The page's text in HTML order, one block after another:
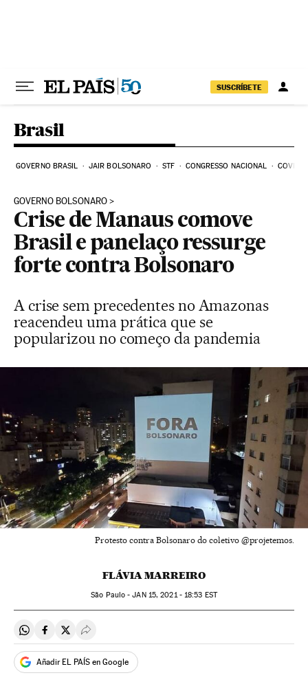
SUSCRÍBETE
Brasil
GOVERNO BRASIL JAIR BOLSONARO STF CONGRESSO NACIONAL COVID-
GOVERNO BOLSONARO
Crise de Manaus comove
Brasil e panelaço ressurge
forte contra Bolsonaro
A crise sem precedentes no Amazonas
reacendeu uma prática que se
popularizou no começo da pandemia
Protesto contra Bolsonaro do coletivo @projetemos.
FLÁVIA MARREIRO
São Paulo -JAN 15, 2021 - 18:53 EST
Compartir en Whatsapp
Compartir en Facebook
Compartir en Twitter
Desplegar Redes Sociales
Añadir EL PAÍS en Google